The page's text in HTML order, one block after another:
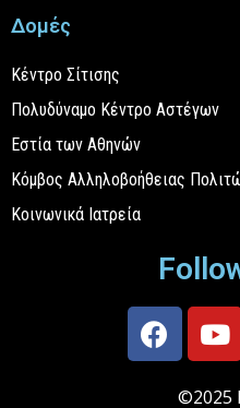
Δομές
Κέντρο Σίτισης
Πολυδύναμο Κέντρο Αστέγων
Εστία των Αθηνών
Κόμβος Αλληλοβοήθειας
Κοινωνικά Ιατρεία
©2025